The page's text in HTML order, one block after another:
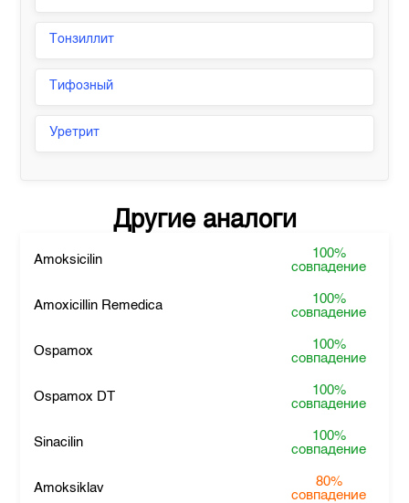
Тонзиллит
Тифозный
Уретрит
Другие аналоги
Amoksicilin
100%
совпадение
Amoxicillin Remedica
100%
совпадение
Ospamox
100%
совпадение
Ospamox DT
100%
совпадение
Sinacilin
100%
совпадение
Amoksiklav
80%
совпадение